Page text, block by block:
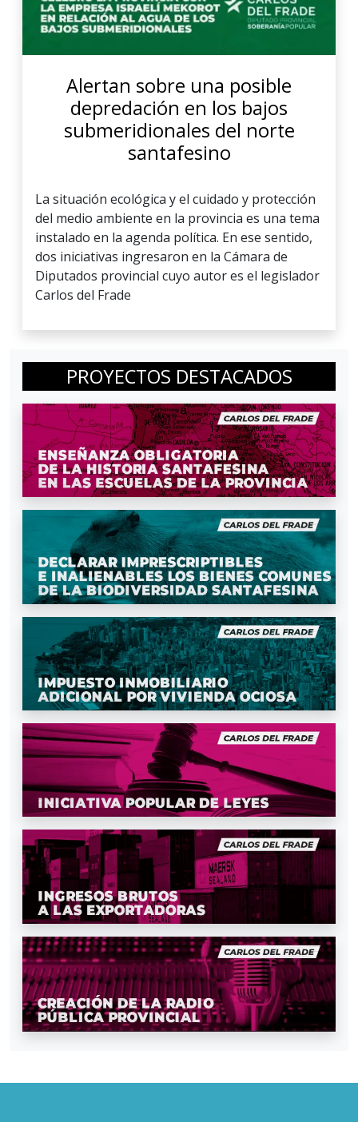
Alertan sobre una posible
depredación en los bajos
submeridionales del norte
santafesino
La situación ecológica y el cuidado y protección
del medio ambiente en la provincia es una tema
instalado en la agenda política. En ese sentido,
dos iniciativas ingresaron en la Cámara de
Diputados provincial cuyo autor es el legislador
Carlos del Frade
PROYECTOS DESTACADOS